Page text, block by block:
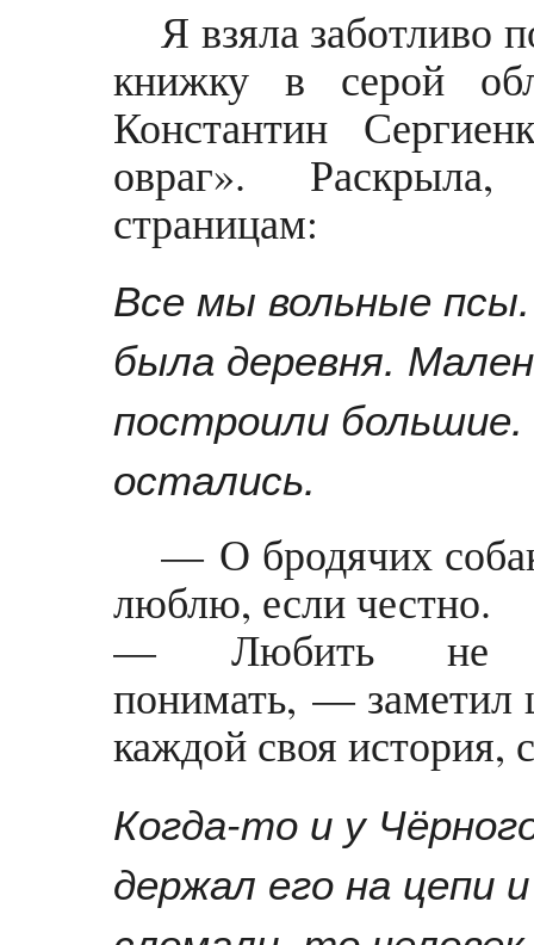
Я взяла заботливо
книжку в серой
Константин
овраг».
страницам:
Все мы вольные
была деревня.
построили большие.
остались.
— О бродячих
люблю, если честно.
— Любить не
понимать, — заметил
каждой своя история,
Когда-то и у
держал его на цепи